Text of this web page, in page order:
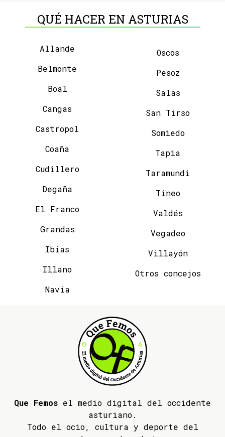
QUÉ HACER EN ASTURIAS
Allande
Belmonte
Boal
Cangas
Castropol
Coaña
Cudillero
Degaña
El Franco
Grandas
Ibias
Illano
Navia
Oscos
Pesoz
Salas
San Tirso
Somiedo
Tapia
Taramundi
Tineo
Valdés
Vegadeo
Villayón
Otros concejos
Que Femos el medio digital del occidente
asturiano.
Todo el ocio, cultura y deporte del